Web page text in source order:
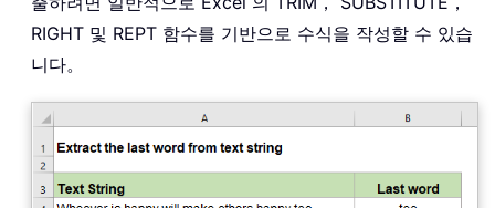
RIGHT 및 REPT 함수를 기반으로 수식을 작성할 수 있습
니다。